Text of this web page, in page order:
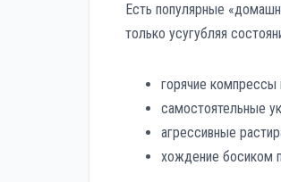
Есть популярные
только усугубляя
горячие компрессы
самостоятельные
агрессивные
хождение босиком